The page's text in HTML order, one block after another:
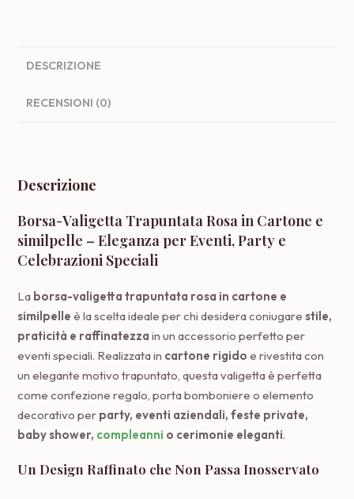
DESCRIZIONE
RECENSIONI (0)
Descrizione
Borsa-Valigetta Trapuntata Rosa in Cartone e
similpelle – Eleganza per Eventi, Party e
Celebrazioni Speciali
La borsa-valigetta trapuntata rosa in cartone e
similpelle è la scelta ideale per chi desidera coniugarestile,
praticità e raffinatezza in un accessorio perfetto per
eventi speciali. Realizzata in cartone rigido e rivestita con
un elegante motivo trapuntato, questa valigetta è perfetta
come confezione regalo, porta bomboniere o elemento
decorativo per party, eventi aziendali, feste private,
baby shower, compleanni o cerimonie eleganti.
Un Design Raffinato che Non Passa Inosservato